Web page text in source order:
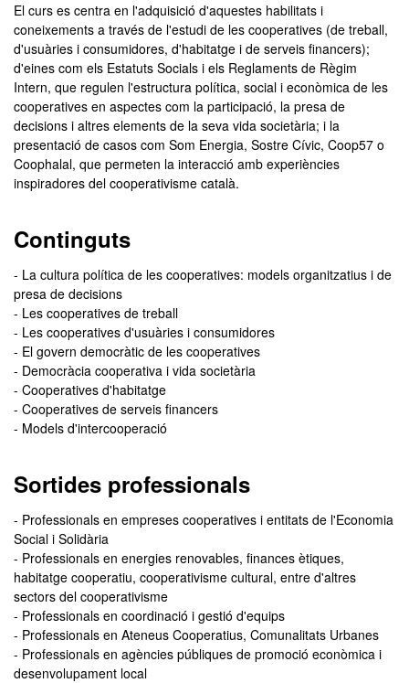
El curs es centra en l'adquisició d'aquestes habilitats i
coneixements a través de l'estudi de les cooperatives (de treball,
d'usuàries i consumidores, d'habitatge i de serveis financers);
d'eines com els Estatuts Socials i els Reglaments de Règim
Intern, que regulen l'estructura política, social i econòmica de les
cooperatives en aspectes com la participació, la presa de
decisions i altres elements de la seva vida societària; i la
presentació de casos com Som Energia, Sostre Cívic, Coop57 o
Coophalal, que permeten la interacció amb experiències
inspiradores del cooperativisme català.
Continguts
- La cultura política de les cooperatives: models organitzatius i de
presa de decisions
- Les cooperatives de treball
- Les cooperatives d'usuàries i consumidores
- El govern democràtic de les cooperatives
- Democràcia cooperativa i vida societària
- Cooperatives d'habitatge
- Cooperatives de serveis financers
- Models d'intercooperació
Sortides professionals
- Professionals en empreses cooperatives i entitats de l'Economia
Social i Solidària
- Professionals en energies renovables, finances ètiques,
habitatge cooperatiu, cooperativisme cultural, entre d'altres
sectors del cooperativisme
- Professionals en coordinació i gestió d'equips
- Professionals en Ateneus Cooperatius, Comunalitats Urbanes
- Professionals en agències públiques de promoció econòmica i
desenvolupament local